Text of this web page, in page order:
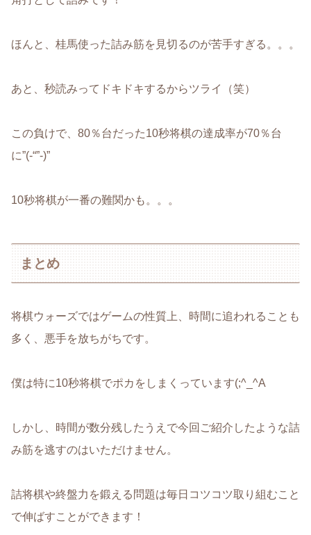
ほんと、桂馬使った詰み筋を見切るのが苦手すぎる。。。
あと、秒読みってドキドキするからツライ（笑）
この負けで、80％台だった10秒将棋の達成率が70％台
に”(-“”-)”
10秒将棋が一番の難関かも。。。
まとめ
将棋ウォーズではゲームの性質上、時間に追われることも
多く、悪手を放ちがちです。
僕は特に10秒将棋でポカをしまくっています(;^_^A
しかし、時間が数分残したうえで今回ご紹介したような詰
み筋を逃すのはいただけません。
詰将棋や終盤力を鍛える問題は毎日コツコツ取り組むこと
で伸ばすことができます！